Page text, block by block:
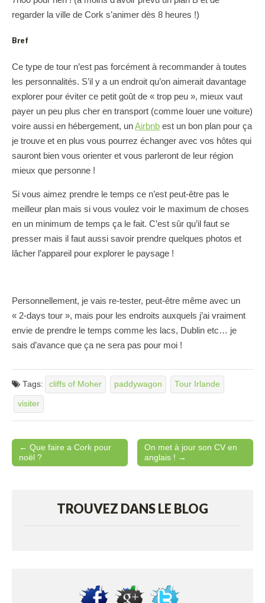
regarder la ville de Cork s’animer dès 8 heures !)
Bref
Ce type de tour n’est pas forcément à recommander à toutes
les personnalités. S’il y a un endroit qu’on aimerait davantage
explorer pour éviter ce petit goût de « trop peu », mieux vaut
payer un peu plus cher en transport (comme louer une voiture)
voire aussi en hébergement, unAirbnb est un bon plan pour ça
je trouve et en plus vous pourrez échanger avec vos hôtes qui
sauront bien vous orienter et vous parleront de leur région
mieux que personne !
Si vous aimez prendre le temps ce n’est peut-être pas le
meilleur plan mais si vous voulez voir le maximum de choses
en un minimum de temps ça le fait. C’est sûr qu’il faut se
presser mais il faut aussi savoir prendre quelques photos et
lâcher l’appareil pour explorer le paysage !
Personnellement, je vais re-tester, peut-être même avec un
« 2-days tour », mais pour les endroits auxquels j’ai vraiment
envie de prendre le temps comme les lacs, Dublin etc… je
sais d’avance que ça ne sera pas pour moi !
Tags: cliffs of Moher paddywagon Tour Irlande
visiter
Post navigation
← Que faire a Cork pour
noël ?
On met à jour son CV en
anglais ! →
TROUVEZ DANS LE BLOG